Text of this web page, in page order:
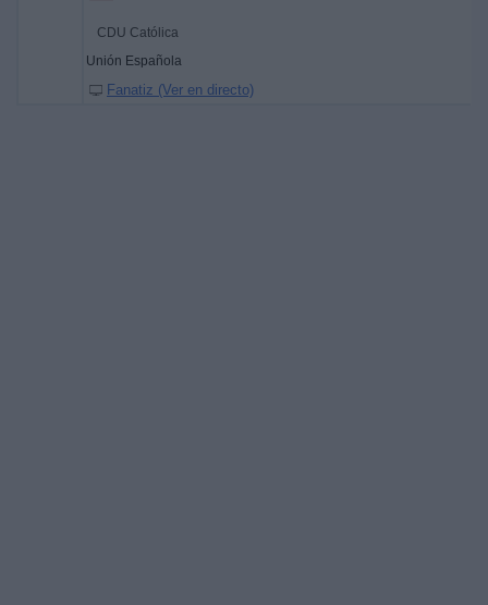
CDU Católica
Unión Española
Fanatiz (Ver en directo)